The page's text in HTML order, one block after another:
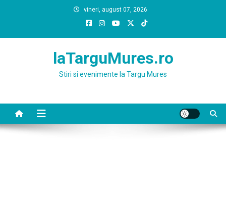
vineri, august 07, 2026
laTarguMures.ro
Stiri si evenimente la Targu Mures